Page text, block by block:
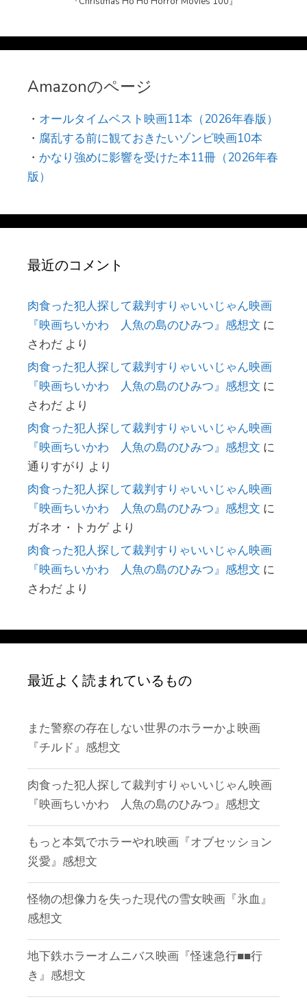
Amazonのページ
・ オールタイムベスト映画11本（2026年春版）
・ 腐乱する前に観ておきたいゾンビ映画10本
・ かなり強めに影響を受けた本11冊（2026年春
版）
最近のコメント
肉食った犯人探して裁判すりゃいいじゃん映画
『映画ちいかわ 人魚の島のひみつ』感想文 に
さわだ より
肉食った犯人探して裁判すりゃいいじゃん映画
『映画ちいかわ 人魚の島のひみつ』感想文 に
さわだ より
肉食った犯人探して裁判すりゃいいじゃん映画
『映画ちいかわ 人魚の島のひみつ』感想文 に
通りすがり より
肉食った犯人探して裁判すりゃいいじゃん映画
『映画ちいかわ 人魚の島のひみつ』感想文 に
ガネオ・トカゲより
肉食った犯人探して裁判すりゃいいじゃん映画
『映画ちいかわ 人魚の島のひみつ』感想文 に
さわだ より
最近よく読まれているもの
また警察の存在しない世界のホラーかよ映画
『チルド』感想文
肉食った犯人探して裁判すりゃいいじゃん映画
『映画ちいかわ 人魚の島のひみつ』感想文
もっと本気でホラーやれ映画『オブセッション
災愛』感想文
怪物の想像力を失った現代の雪女映画『氷血』
感想文
地下鉄ホラーオムニバス映画『怪速急行■■行
き』感想文